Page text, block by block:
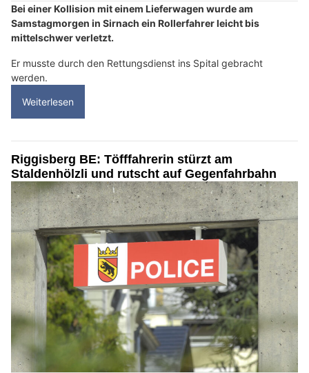
Bei einer Kollision mit einem Lieferwagen wurde am
Samstagmorgen in Sirnach ein Rollerfahrer leicht bis
mittelschwer verletzt.
Er musste durch den Rettungsdienst ins Spital gebracht
werden.
Weiterlesen
Riggisberg BE: Töfffahrerin stürzt am
Staldenhölzli und rutscht auf Gegenfahrbahn